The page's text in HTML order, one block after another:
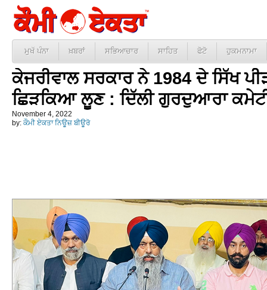
ਮੁਖੱ ਪੰਨਾ ਖ਼ਬਰਾਂ ਸਭਿਆਚਾਰ ਸਾਹਿਤ ਫੋਟੋ ਹੁਕਮਨਾਮਾ
ਕੇਜਰੀਵਾਲ ਸਰਕਾਰ ਨੇ 1984 ਦੇ ਸਿੱਖ
ਛਿੜਕਿਆ ਲੂਣ : ਦਿੱਲੀ ਗੁਰਦੁਆਰਾ
November 4, 2022
by: ਕੌਮੀ ਏਕਤਾ ਨਿਊਜ਼ ਬੀਊਰੋ